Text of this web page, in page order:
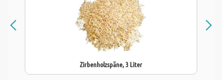
Zirbenholzspäne, 3 Liter